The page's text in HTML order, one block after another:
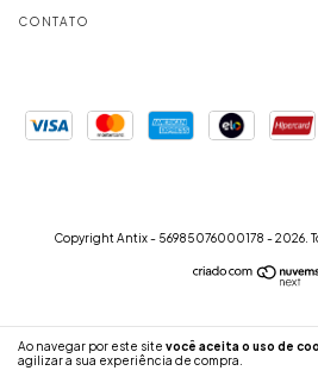
Ao navegar por este site você aceita o uso de
agilizar a sua experiência de compra.
CONTATO
Copyright Antix - 56985076000178 - 2026.